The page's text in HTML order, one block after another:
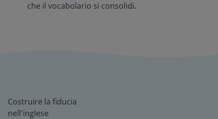
che il vocabolario si consolidi.
Costruire la fiducia
nell'inglese